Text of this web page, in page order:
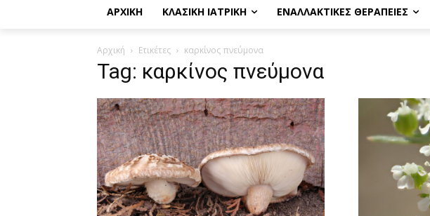
ΑΡΧΙΚΉ ΚΛΑΣΙΚΉ ΙΑΤΡΙΚΉ ΕΝΑΛΛΑΚΤΙΚΈΣ ΘΕΡΑΠΕΊΕΣ
Αρχική Ετικέτες καρκίνος πνεύμονα
Tag: καρκίνος πνεύμονα